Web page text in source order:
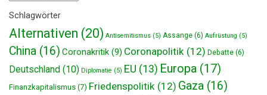
Schlagwörter
Alternativen (20) Antisemitismus (5) Assange (6) Aufrüstung (5)
China (16) Coronakritik (9) Coronapolitik (12) Debatte (6)
Deutschland (10) Diplomatie (5) EU (13) Europa (17)
Finanzkapitalismus (7) Friedenspolitik (12) Gaza (16)